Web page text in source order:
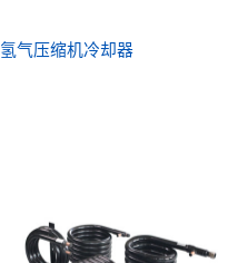
氢气压缩机冷却器